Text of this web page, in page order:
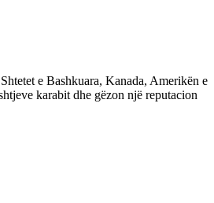
e Bashkuara, Kanada, Amerikën e
karabit dhe gëzon një reputacion